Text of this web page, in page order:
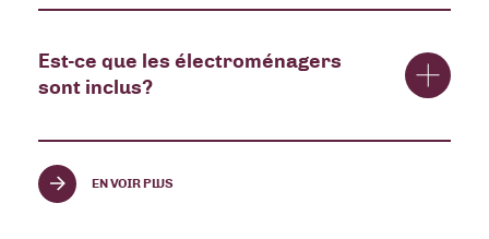
Les chats opérés et les chiens de 10 livres et moins sont
acceptés. Un seul animal par appartement est permis.
Est-ce que les électroménagers
sont inclus?
Les laves-vaisselles sont inclus dans le prix du loyer de
EN VOIR PLUS